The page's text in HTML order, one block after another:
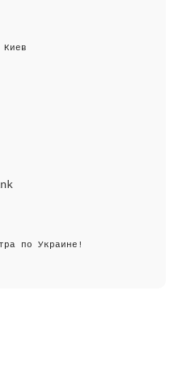
по Украине!